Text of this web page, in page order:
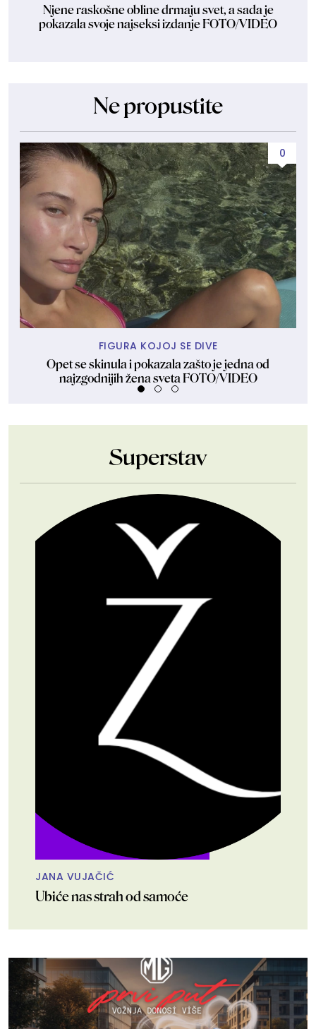
Njene raskošne obline drmaju svet, a sada je
pokazala svoje najseksi izdanje FOTO/VIDEO
Ne propustite
0
FIGURA KOJOJ SE DIVE
Opet se skinula i pokazala zašto je jedna od
najzgodnijih žena sveta FOTO/VIDEO
Superstav
JANA VUJAČIĆ
Ubiće nas strah od samoće